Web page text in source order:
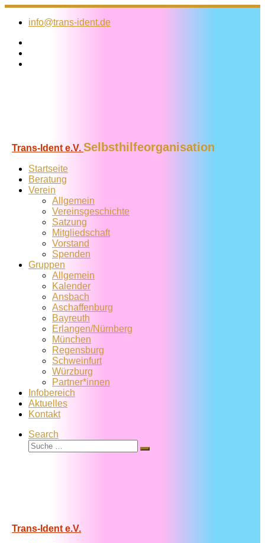
Zum
Inhalt
info@trans-ident.de
Trans-Ident e.V. Selbsthilfeorganisation
Startseite
Beratung
Verein
Allgemein
Vereins­geschichte
Satzung
Mitglied­schaft
Vorstand
Spenden
Gruppen
Allgemein
Kalender
Ansbach
Aschaffenburg
Bayreuth
Erlangen/Nürnberg
München
Regensburg
Schweinfurt
Würzburg
Partner*innen
Infobereich
Aktuelles
Kontakt
Search
Suche
Suche
Trans-Ident e.V.